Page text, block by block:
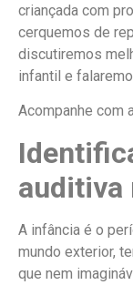
criançada com
cerquemos de
discutiremos
infantil e
Acompanhe com
auditiva
A infância é o
mundo exterior,
que nem